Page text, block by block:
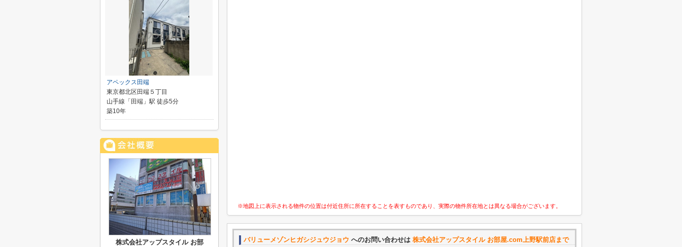
※地図上に表示される物件の位置は付近住所に所在することを表すものであり、実際の物件所在地とは異なる場合がございます。
バリューメゾンヒガシジュウジョウ へのお問い合わせは 株式会社アップスタイル お部屋.com上野駅前店まで
アペックス田端
東京都北区田端５丁目
山手線「田端」駅 徒歩5分
築10年
株式会社アップスタイル お部